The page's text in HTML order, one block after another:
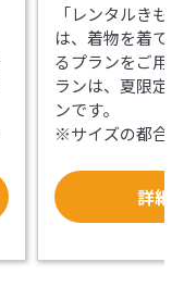
「レンタルきも
は、着物を着て
るプランをご用
ランは、夏限定
ンです。
※サイズの都合
【浴衣で着て風
100種類の中か
詳細